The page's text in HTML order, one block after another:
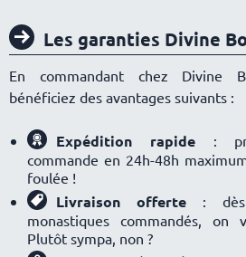
Les garanties Divine
En commandant chez Divine
bénéficiez des avantages suivants :
Expédition rapide:
commande en 24h-48h
foulée !
Livraison offerte : dès
monastiques commandés,
Plutôt sympa, non ?